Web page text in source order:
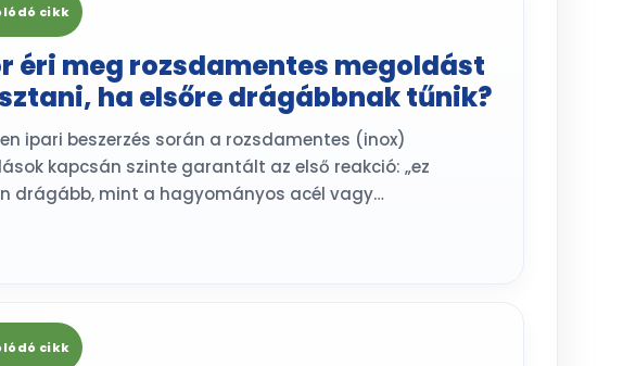
cikk
éri meg rozsdamentes megoldást
ha elsőre drágábbnak tűnik?
ipari beszerzés során a rozsdamentes (inox)
kapcsán szinte garantált az első reakció: „ez
drágább, mint a hagyományos acél vagy…
cikk